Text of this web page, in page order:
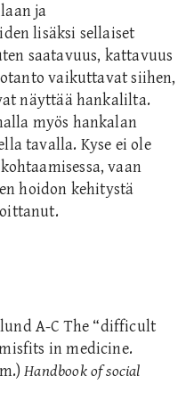
ja
lisäksi sellaiset
saatavuus, kattavuus
vaikuttavat siihen,
näyttää hankalilta.
myös hankalan
tavalla. Kyse ei ole
vaan
hoidon kehitystä
A-C The “difficult
in medicine.
Handbook of social